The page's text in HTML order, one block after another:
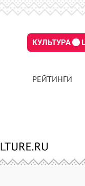
КУЛЬТУРА
РЕЙТИНГИ